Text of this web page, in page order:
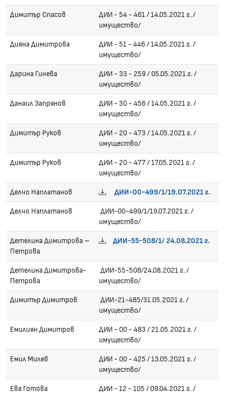
Димитър Спасов
ДИИ - 54 - 461 / 14.05.2021 г. /
имущество/
Дияна Димитрова
ДИИ - 51 - 446 / 14.05.2021 г. /
имущество/
Дарина Гинева
ДИИ - 33 - 259 / 05.05.2021 г. /
имущество/
Данаил Запрянов
ДИИ - 30 - 456 / 14.05.2021 г. /
имущество/
Димитър Руков
ДИИ - 20 - 473 / 14.05.2021 г. /
имущество/
Димитър Руков
ДИИ - 20 - 477 / 17.05.2021 г. /
имущество/
Делчо Наплатанов ДИИ-00-499/1/19.07.2021 г.
Делчо Наплатанов
ДИИ-00-499/1/19.07.2021 г. /
имущество/
Детелина Димитрова –
Петрова
ДИИ-55-508/1/ 24.08.2021 г.
Детелина Димитрова-
Петрова
ДИИ-55-508/24.08.2021 г. /
имущество/
Димитър Димитров
ДИИ-21-485/31.05.2021 г. /
имущество/
Емилиян Димитров
ДИИ - 00 - 483 / 21.05.2021 г. /
имущество/
Емил Милев
ДИИ - 00 - 425 / 13.05.2021 г. /
имущество/
Ева Готова
ДИИ - 12 - 105 / 09.04.2021 г. /